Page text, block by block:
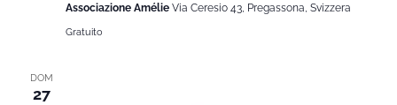
Associazione Amélie Via Ceresio 43, Pregassona, Svizzera
Gratuito
DOM
27